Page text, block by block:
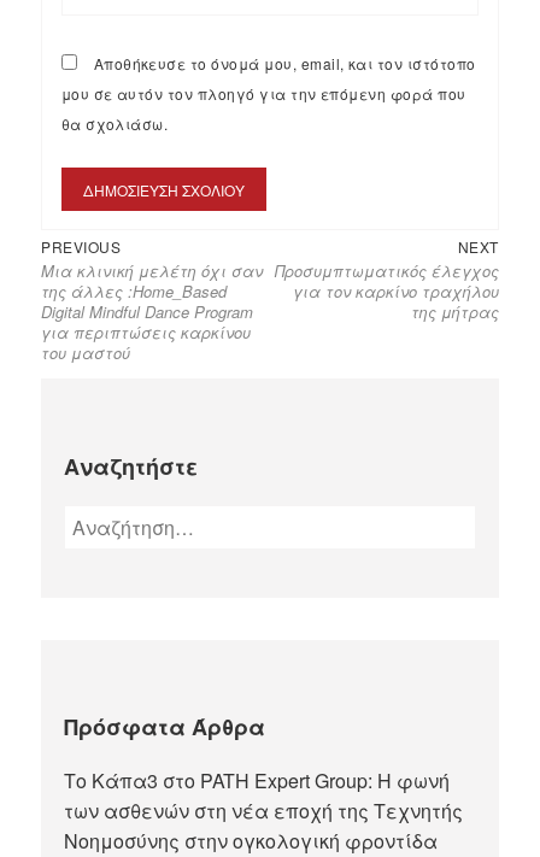
Αποθήκευσε το όνομά μου, email, και τον ιστότοπο
μου σε αυτόν τον πλοηγό για την επόμενη φορά που
θα σχολιάσω.
PREVIOUS
Μια κλινική μελέτη όχι σαν
της άλλες :Home_Based
Digital Mindful Dance Program
για περιπτώσεις καρκίνου
του μαστού
NEXT
Προσυμπτωματικός έλεγχος
για τον καρκίνο τραχήλου
της μήτρας
Αναζητήστε
Πρόσφατα Άρθρα
Tο Κάπα3 στο PATH Expert Group: Η φωνή
των ασθενών στη νέα εποχή της Τεχνητής
Νοημοσύνης στην ογκολογική φροντίδα